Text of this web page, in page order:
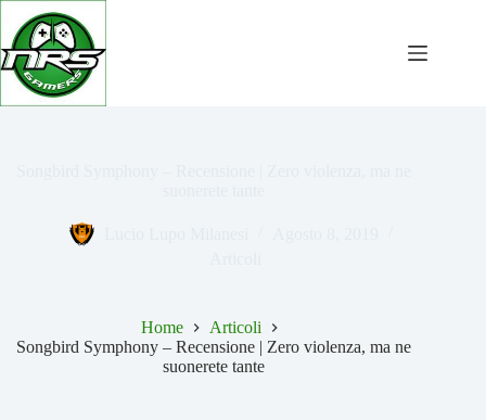
Salta
contenuto
Home
Articoli
Songbird Symphony – Recensione | Zero violenza, ma ne
suonerete tante